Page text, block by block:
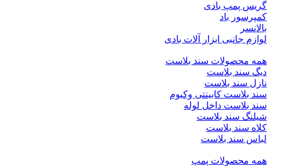
گریس پمپ بادی
کمپرسور باد
بالانسر
لوازم جانبی ابزار آلات بادی
همه محصولات سند بلاست
دیگ سند بلاست
نازل سند بلاست
سند بلاست کابینتی وکیوم
سند بلاست داخل لوله
شیلنگ سند بلاست
کلاه سند بلاست
لباس سند بلاست
همه محصولات پمپ